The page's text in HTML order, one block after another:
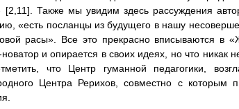
[2,11]. Также мы увидим здесь рассуждения
«есть посланцы из будущего в нашу
расы». Все это прекрасно вписываются в
и опирается в своих идеях, но что никак
что Центр гуманной педагогики,
Центра Рерихов, совместно с которым